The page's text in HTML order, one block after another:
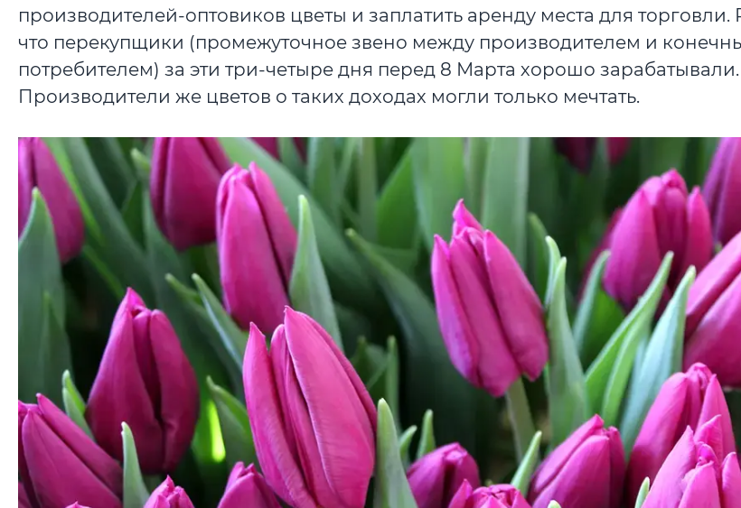
производителей-оптовиков цветы и заплатить аренду места для торговли.
что перекупщики (промежуточное звено между производителем и
потребителем) за эти три-четыре дня перед 8 Марта хорошо зарабатывали.
Производители же цветов о таких доходах могли только мечтать.